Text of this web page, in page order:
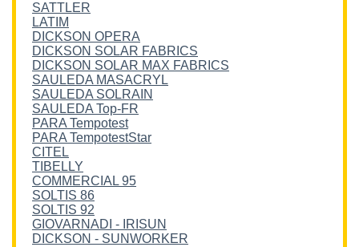
SATTLER
LATIM
DICKSON OPERA
DICKSON SOLAR FABRICS
DICKSON SOLAR MAX FABRICS
SAULEDA MASACRYL
SAULEDA SOLRAIN
SAULEDA Top-FR
PARA Tempotest
PARA TempotestStar
CITEL
TIBELLY
COMMERCIAL 95
SOLTIS 86
SOLTIS 92
GIOVARNADI - IRISUN
DICKSON - SUNWORKER